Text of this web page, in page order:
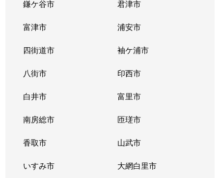
鎌ケ谷市 君津市
富津市 浦安市
四街道市 袖ケ浦市
八街市 印西市
白井市 富里市
南房総市 匝瑳市
香取市 山武市
いすみ市 大網白里市